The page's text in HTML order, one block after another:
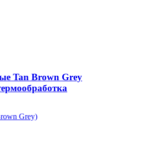
Tan Brown Grey
Grey)